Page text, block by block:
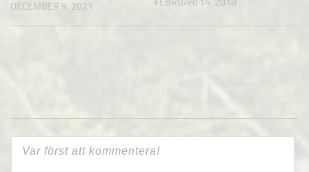
DECEMBER 9, 2021 FEBRUARI 14, 2018